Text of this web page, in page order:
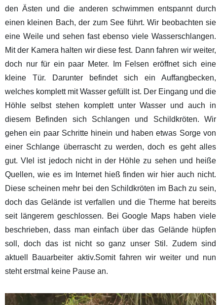
den Ästen und die anderen schwimmen entspannt durch
einen kleinen Bach, der zum See führt. Wir beobachten sie
eine Weile und sehen fast ebenso viele Wasserschlangen.
Mit der Kamera halten wir diese fest. Dann fahren wir weiter,
doch nur für ein paar Meter. Im Felsen eröffnet sich eine
kleine Tür. Darunter befindet sich ein Auffangbecken,
welches komplett mit Wasser gefüllt ist. Der Eingang und die
Höhle selbst stehen komplett unter Wasser und auch in
diesem Befinden sich Schlangen und Schildkröten. Wir
gehen ein paar Schritte hinein und haben etwas Sorge von
einer Schlange überrascht zu werden, doch es geht alles
gut. VIel ist jedoch nicht in der Höhle zu sehen und heiße
Quellen, wie es im Internet hieß finden wir hier auch nicht.
Diese scheinen mehr bei den Schildkröten im Bach zu sein,
doch das Gelände ist verfallen und die Therme hat bereits
seit längerem geschlossen. Bei Google Maps haben viele
beschrieben, dass man einfach über das Gelände hüpfen
soll, doch das ist nicht so ganz unser Stil. Zudem sind
aktuell Bauarbeiter aktiv.Somit fahren wir weiter und nun
steht erstmal keine Pause an.